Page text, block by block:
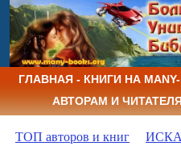
ГЛАВНАЯ - КНИГИ НА MANY-
АВТОРАМ И
ТОП авторов и книг